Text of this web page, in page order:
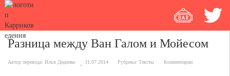
Разница между Ван Галом и Мойесом
Автор перевода: Илья Диденко 31.07.2014 Рубрика: Тексты Комментарии